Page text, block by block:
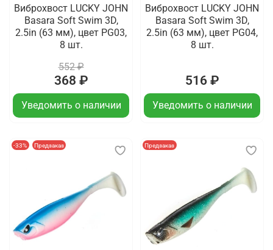
Виброхвост LUCKY JOHN
Basara Soft Swim 3D,
2.5in (63 мм), цвет PG03,
8 шт.
552 ₽
368 ₽
Уведомить о наличии
Виброхвост LUCKY JOHN
Basara Soft Swim 3D,
2.5in (63 мм), цвет PG04,
8 шт.
516 ₽
Уведомить о наличии
-33% Предзаказ Предзаказ